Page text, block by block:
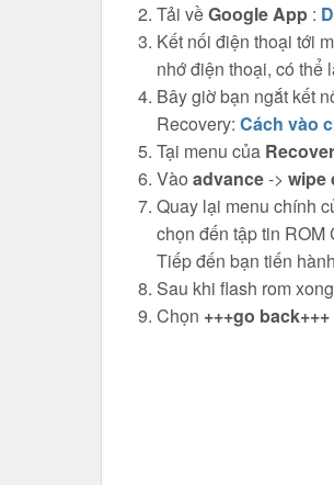
Tải vềGoogle App :
Kết nối điện thoại tới
nhớ điện thoại, có thể
Bây giờ bạn ngắt kết
Recovery: Cách vào
Tại menu của
Vào advance-> wipe
Quay lại menu chính
chọn đến tập tin ROM
Tiếp đến bạn tiến
Sau khi flash rom
Chọn +++go back+++